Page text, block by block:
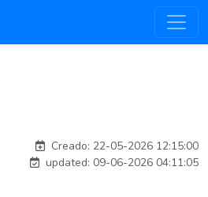
Creado: 22-05-2026 12:15:00
updated: 09-06-2026 04:11:05